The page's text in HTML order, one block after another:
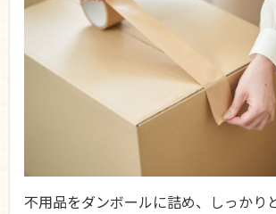
不用品をダンボールに詰め、しっかり